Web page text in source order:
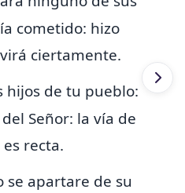
cometido: hizo
ciertamente.
hijos de tu pueblo:
Señor: la vía de
es recta.
se apartare de su